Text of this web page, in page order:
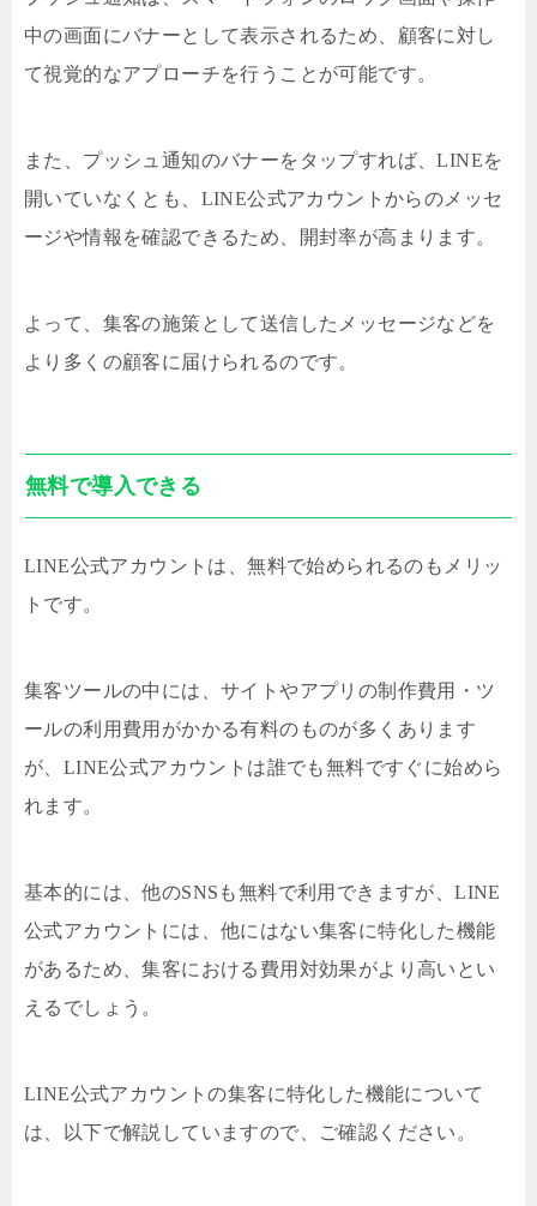
中の画面にバナーとして表示されるため、顧客に対し
て視覚的なアプローチを行うことが可能です。
また、プッシュ通知のバナーをタップすれば、LINEを
開いていなくとも、LINE公式アカウントからのメッセ
ージや情報を確認できるため、開封率が高まります。
よって、集客の施策として送信したメッセージなどを
より多くの顧客に届けられるのです。
無料で導入できる
LINE公式アカウントは、無料で始められるのもメリッ
トです。
集客ツールの中には、サイトやアプリの制作費用・ツ
ールの利用費用がかかる有料のものが多くあります
が、LINE公式アカウントは誰でも無料ですぐに始めら
れます。
基本的には、他のSNSも無料で利用できますが、LINE
公式アカウントには、他にはない集客に特化した機能
があるため、集客における費用対効果がより高いとい
えるでしょう。
LINE公式アカウントの集客に特化した機能について
は、以下で解説していますので、ご確認ください。